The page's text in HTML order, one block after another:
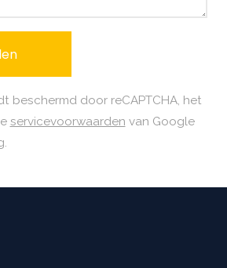
beschermd door reCAPTCHA, het
servicevoorwaarden van Google